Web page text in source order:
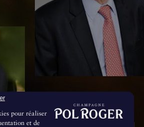
8 Juillet 2024
Le Conseil de
pour réaliser
et de